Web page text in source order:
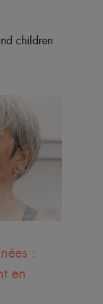
children
:
en